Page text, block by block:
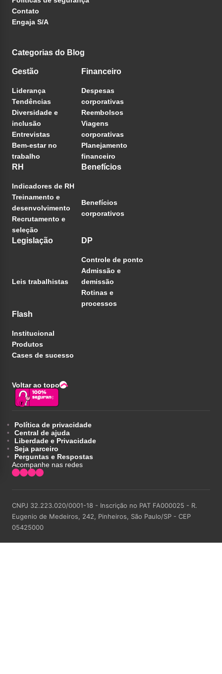
Contato
Engaja S/A
Categorias do Blog
Gestão
Liderança
Tendências
Diversidade e
inclusão
Entrevistas
Bem-estar no
trabalho
Financeiro
Despesas
corporativas
Reembolsos
Viagens
corporativas
Planejamento
financeiro
RH
Indicadores de RH
Treinamento e
desenvolvimento
Recrutamento e
seleção
Benefícios
Benefícios
corporativos
Legislação
Leis trabalhistas
DP
Controle de ponto
Admissão e
demissão
Rotinas e
processos
Flash
Institucional
Produtos
Cases de sucesso
Voltar ao topo
Política de privacidade
Central de ajuda
Liberdade e Privacidade
Seja parceiro
Perguntas e Respostas
Acompanhe nas redes
CNPJ 32.223.020/0001-18 - Inscrição no PAT FA000025 - R.
Eugenio de Medeiros, 242, Pinheiros, São Paulo/SP - CEP
05425000